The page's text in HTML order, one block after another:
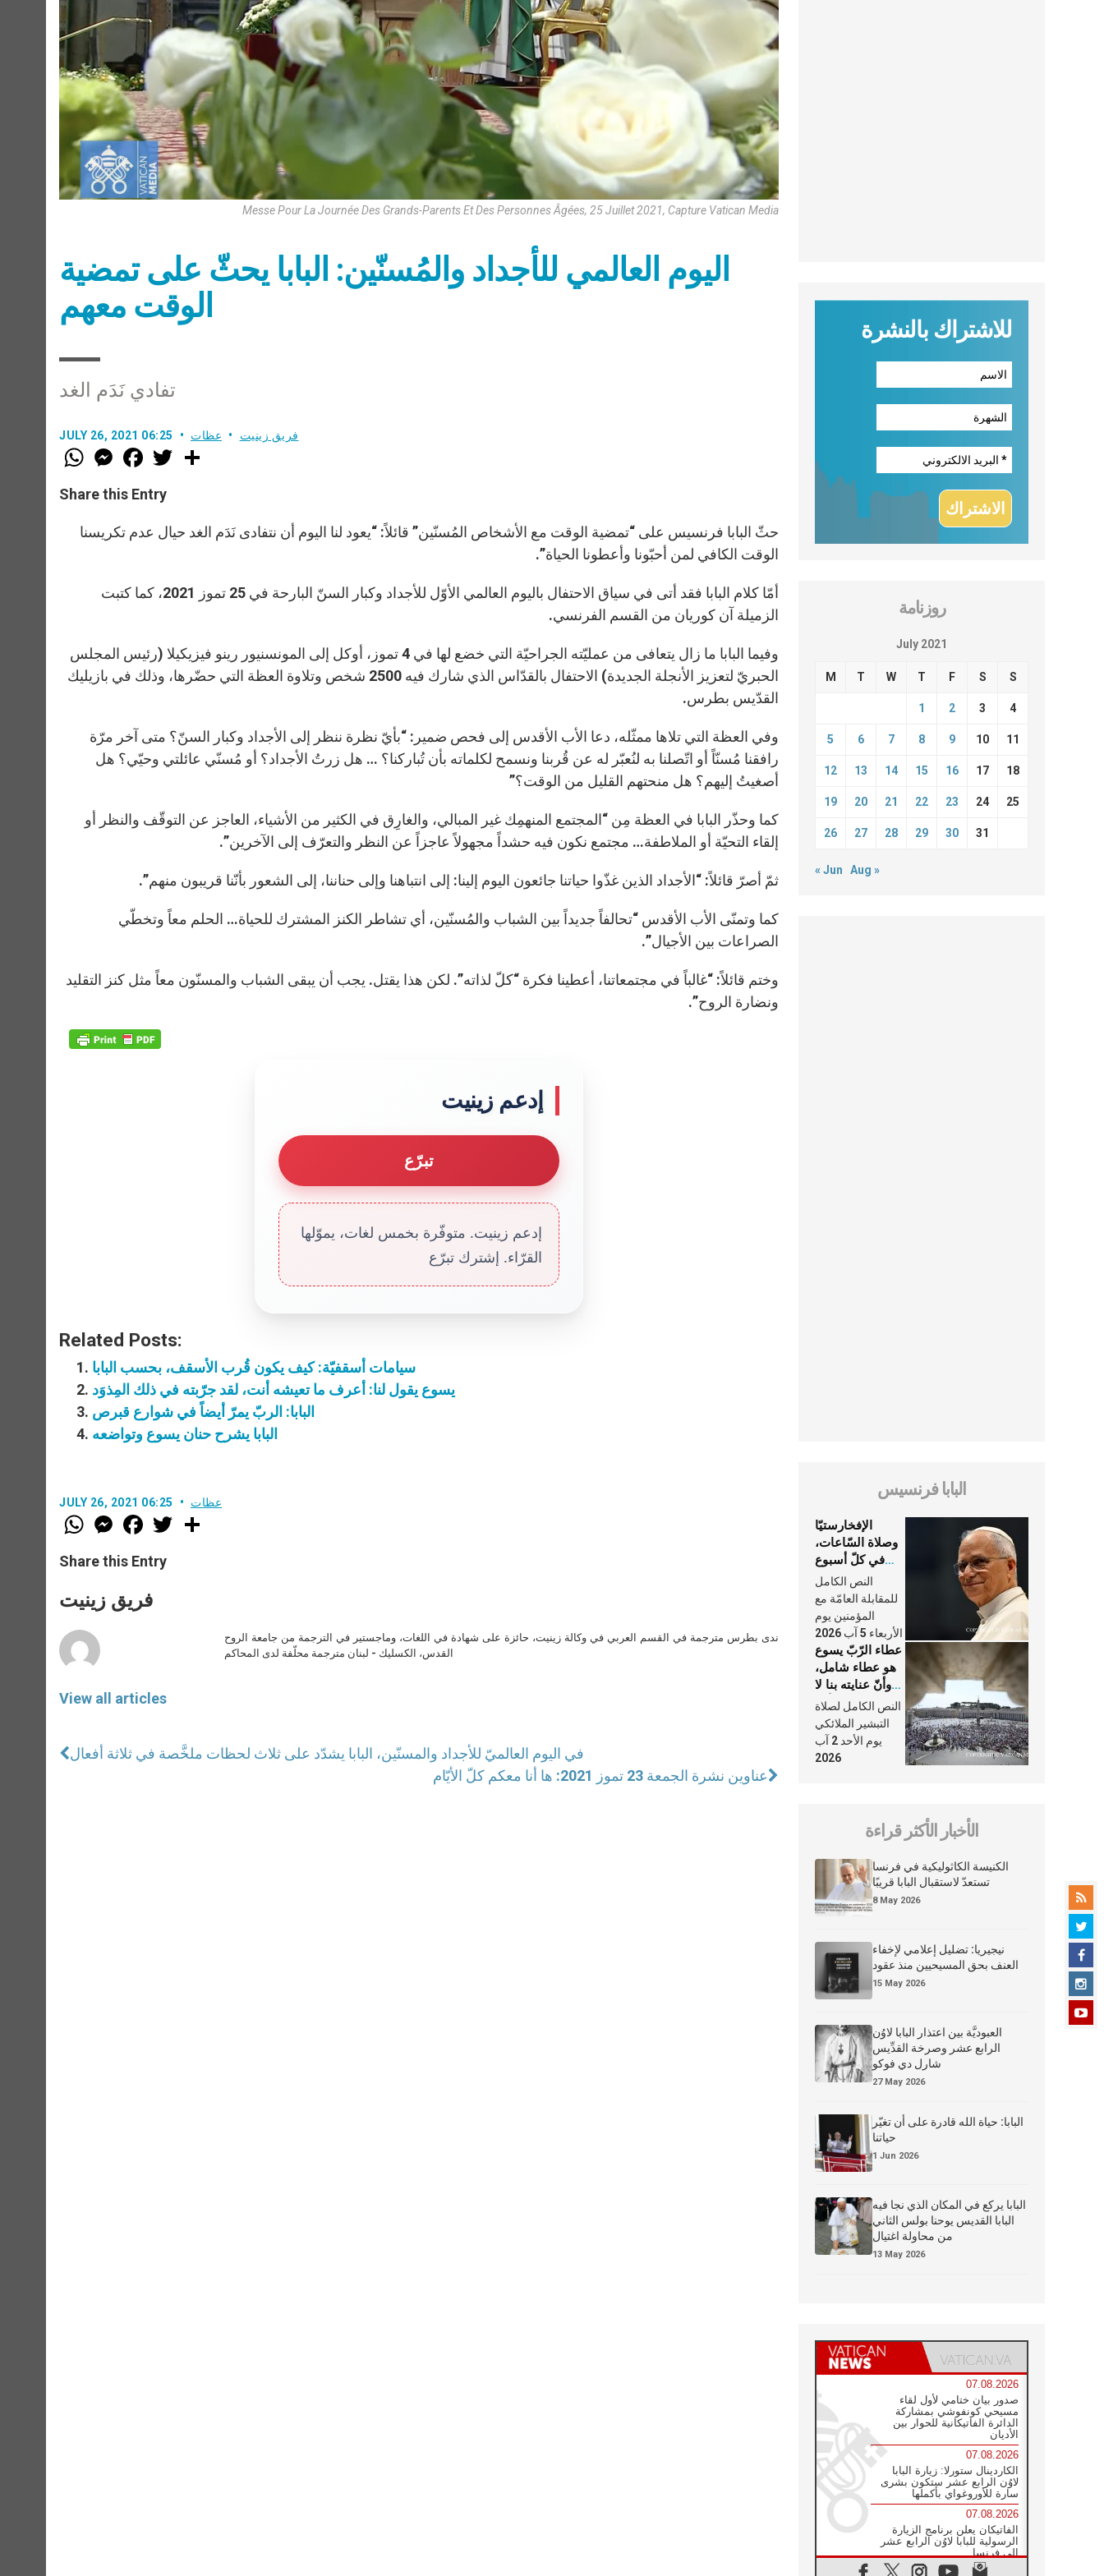
Messe Pour La Journée Des Grands-Parents Et Des Personnes Âgées, 25 Juillet 2021, Capture Vatican Media
اليوم العالمي للأجداد والمُسنّين: البابا يحثّ على تمضية
الوقت معهم
تفادي نَدَم الغد
JULY 26, 2021 06:25 فريق زينيت عظات
W
h
t
s
p
p
M
e
s
e
g
e
F
a
e
b
o
k
w
r
Share this Entry
حثّ البابا فرنسيس على “تمضية الوقت مع الأشخاص المُسنّين” قائلاً: “يعود لنا اليوم أن نتفادى نَدَم الغد حيال عدم تكريسنا
الوقت الكافي لمن أحبّونا وأعطونا الحياة”.
أمّا كلام البابا فقد أتى في سياق الاحتفال باليوم العالمي الأوّل للأجداد وكبار السنّ البارحة في 25 تموز 2021، كما كتبت
الزميلة آن كوريان من القسم الفرنسي.
وفيما البابا ما زال يتعافى من عمليّته الجراحيّة التي خضع لها في 4 تموز، أوكل إلى المونسنيور رينو فيزيكيلا (رئيس المجلس
الحبريّ لتعزيز الأنجلة الجديدة) الاحتفال بالقدّاس الذي شارك فيه 2500 شخص وتلاوة العظة التي حضّرها، وذلك في بازيليك
القدّيس بطرس.
وفي العظة التي تلاها ممثّله، دعا الأب الأقدس إلى فحص ضمير: “بأيّ نظرة ننظر إلى الأجداد وكبار السنّ؟ متى آخر مرّة
رافقنا مُسنّاً أو اتّصلنا به لنُعبّر له عن قُربنا ونسمح لكلماته بأن تُباركنا؟ … هل زرتُ الأجداد؟ أو مُسنّي عائلتي وحيّي؟ هل
أصغيتُ إليهم؟ هل منحتهم القليل من الوقت؟”
كما وحذّر البابا في العظة مِن “المجتمع المنهمِك غير المبالي، والغارِق في الكثير من الأشياء، العاجز عن التوقّف والنظر أو
إلقاء التحيّة أو الملاطفة… مجتمع نكون فيه حشداً مجهولاً عاجزاً عن النظر والتعرّف إلى الآخرين”.
ثمّ أصرّ قائلاً: “الأجداد الذين غذّوا حياتنا جائعون اليوم إلينا: إلى انتباهنا وإلى حناننا، إلى الشعور بأنّنا قريبون منهم”.
كما وتمنّى الأب الأقدس “تحالفاً جديداً بين الشباب والمُسنّين، أي تشاطر الكنز المشترك للحياة… الحلم معاً وتخطّي
الصراعات بين الأجيال”.
وختم قائلاً: “غالباً في مجتمعاتنا، أعطينا فكرة “كلّ لذاته”. لكن هذا يقتل. يجب أن يبقى الشباب والمسنّون معاً مثل كنز التقليد
ونضارة الروح”.
إدعم زينيت
تبرّع
إدعم زينيت. متوفّرة بخمس لغات، يموّلها
القرّاء. إشترك تبرّع
Related Posts:
سيامات أسقفيّة: كيف يكون قُرب الأسقف، بحسب البابا
يسوع يقول لنا: أعرف ما تعيشه أنت، لقد جرّبته في ذلك المِذوَد
البابا: الربّ يمرّ أيضاً في شوارع قبرص
البابا يشرح حنان يسوع وتواضعه
JULY 26, 2021 06:25 عظات
W
h
t
s
p
p
M
e
s
e
g
e
F
a
e
b
o
k
w
Share this Entry
فريق زينيت
View all articles
ندى بطرس مترجمة في القسم العربي في وكالة زينيت، حائزة على شهادة في اللغات، وماجستير في الترجمة من جامعة الروح
القدس، الكسليك - لبنان مترجمة محلّفة لدى المحاكم
في اليوم العالميّ للأجداد والمسنّين، البابا يشدّد على ثلاث لحظات ملخَّصة في ثلاثة أفعال
عناوين نشرة الجمعة 23 تموز 2021: ها أنا معكم كلّ الأيّام
للاشتراك بالنشرة
روزنامة
July 2021
M T W T F S S
1 2 3 4
5 6 7 8 9 10 11
12 13 14 15 16 17 18
19 20 21 22 23 24 25
26 27 28 29 30 31
« Jun Aug »
البابا فرنسيس
الإفخارستيّا
وصلاة السّاعات،
في كلّ أسبوع
وكلّ يوم، هما
النَّفَس في حياة
الكنيسة
النص الكامل
للمقابلة العامّة مع
المؤمنين يوم
الأربعاء 5 آب 2026
عطاء الرّبّ يسوع
هو عطاء شامل،
وأنّ عنايته بنا لا
تغيب عنّا أبدًا
النص الكامل لصلاة
التبشير الملائكي
يوم الأحد 2 آب
2026
الأخبار الأكثر قراءة
الكنيسة الكاثوليكية في فرنسا
تستعدّ لاستقبال البابا قريبًا
8 May 2026
نيجيريا: تضليل إعلامي لإخفاء
العنف بحق المسيحيين منذ عقود
15 May 2026
العبوديَّة بين اعتذار البابا لاوُن
الرابع عشر وصرخة القدِّيس
شارل دي فوكو
27 May 2026
البابا: حياة الله قادرة على أن تغيّر
حياتنا
1 Jun 2026
البابا يركع في المكان الذي نجا فيه
البابا القديس يوحنا بولس الثاني
من محاولة اغتيال
13 May 2026
07.08.2026
صدور بيان ختامي لأول لقاء
مسيحي كونفوشي بمشاركة
الدائرة الفاتيكانية للحوار بين
الأديان
07.08.2026
الكاردينال ستورلا: زيارة البابا
لاوُن الرابع عشر ستكون بشرى
سارة للأوروغواي بأكملها
07.08.2026
الفاتيكان يعلن برنامج الزيارة
الرسولية للبابا لاوُن الرابع عشر
إلى فرنسا
07.08.2026